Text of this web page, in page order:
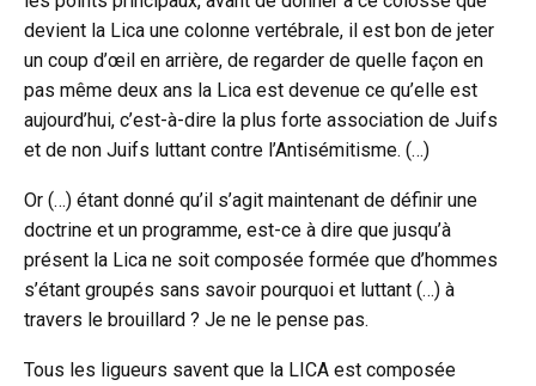
devient la Lica une colonne vertébrale, il est bon de jeter
un coup d’œil en arrière, de regarder de quelle façon en
pas même deux ans la Lica est devenue ce qu’elle est
aujourd’hui, c’est-à-dire la plus forte association de Juifs
et de non Juifs luttant contre l’Antisémitisme. (…)
Or (…) étant donné qu’il s’agit maintenant de définir une
doctrine et un programme, est-ce à dire que jusqu’à
présent la Lica ne soit composée formée que d’hommes
s’étant groupés sans savoir pourquoi et luttant (…) à
travers le brouillard ? Je ne le pense pas.
Tous les ligueurs savent que la LICA est composée